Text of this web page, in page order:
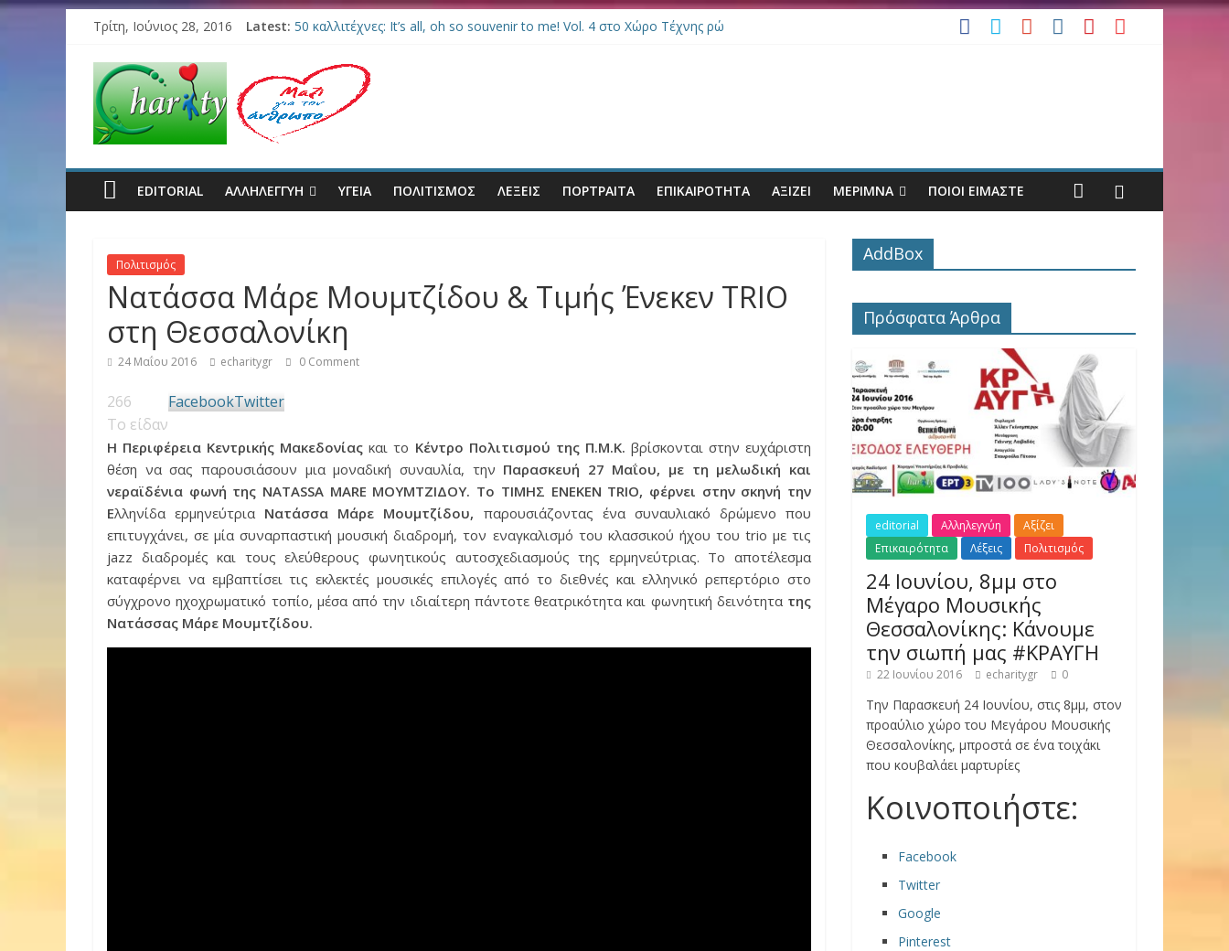
Τρίτη, Ιούνιος 28, 2016 Latest: 50 καλλιτέχνες: It’s all, oh so souvenir to me! Vol. 4 στο Χώρο Τέχνης ρώ
24 Ιουνίου, 8μμ στο Μέγαρο Μουσικής Θεσσαλονίκης: Κάνουμε την σιωπή μας #ΚΡΑΥΓΗ
Βραδιά Sushi για τη Μέλισσα στο Gin Fish Seafoodrinks
Αποκλειστικό Φωτορεπορτάζ e-Charity.gr portal: Σχολή Δραματικής Τέχνης της Μιμή Ντενίση
EDITORIAL ΑΛΛΗΛΕΓΓΥΗ ΥΓΕΊΑ ΠΟΛΙΤΙΣΜΟΣ ΛΕΞΕΙΣ ΠΟΡΤΡΑΊΤΑ ΕΠΙΚΑΙΡΌΤΗΤΑ ΑΞΙΖΕΙ ΜΕΡΙΜΝΑ ΠΟΙΟΙ ΕΙΜΑΣΤΕ
Πολιτισμός
Νατάσσα Μάρε Μουμτζίδου & Τιμής Ένεκεν TRIO
στη Θεσσαλονίκη
24 Μαΐου 2016 echaritygr 0 Comment
266
Το είδαν
FacebookTwitter
Η Περιφέρεια Κεντρικής Μακεδονίαςκαι το Κέντρο Πολιτισμού της Π.Μ.Κ. βρίσκονται στην ευχάριστη
θέση να σας παρουσιάσουν μια μοναδική συναυλία, την Παρασκευή 27 Μαΐου, με τη μελωδική και
νεραϊδένια φωνή της NATASSA MARE MOYMTZIΔΟΥ. Το ΤΙΜΗΣ ΕΝΕΚΕΝ TRIO, φέρνει στην σκηνή την
Ελληνίδα ερμηνεύτρια Νατάσσα Μάρε Moυμτζίδου, παρουσιάζοντας ένα συναυλιακό δρώμενο που
επιτυγχάνει, σε μία συναρπαστική μουσική διαδρομή, τον εναγκαλισμό του κλασσικού ήχου του trio με τις
jazz διαδρομές και τους ελεύθερους φωνητικούς αυτοσχεδιασμούς της ερμηνεύτριας. Το αποτέλεσμα
καταφέρνει να εμβαπτίσει τις εκλεκτές μουσικές επιλογές από το διεθνές και ελληνικό ρεπερτόριο στο
σύγχρονο ηχοχρωματικό τοπίο, μέσα από την ιδιαίτερη πάντοτε θεατρικότητα και φωνητική δεινότητατης
Νατάσσας Μάρε Μουμτζίδου.
AddBox
Πρόσφατα Άρθρα
editorial Αλληλεγγύη
Αξίζει
Επικαιρότητα
Λέξεις Πολιτισμός
24 Ιουνίου, 8μμ στο
Μέγαρο Μουσικής
Θεσσαλονίκης: Κάνουμε
την σιωπή μας #ΚΡΑΥΓΗ
22 Ιουνίου 2016 echaritygr 0
Την Παρασκευή 24 Ιουνίου, στις 8μμ, στον
προαύλιο χώρο του Μεγάρου Μουσικής
Θεσσαλονίκης, μπροστά σε ένα τοιχάκι
που κουβαλάει μαρτυρίες
Κοινοποιήστε:
Facebook
Twitter
Google
Pinterest